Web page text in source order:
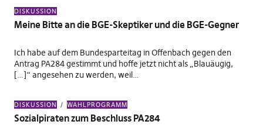
DISKUSSION
Meine Bitte an die BGE-Skeptiker und die BGE-Gegner
Ich habe auf dem Bundesparteitag in Offenbach gegen den
Antrag PA284 gestimmt und hoffe jetzt nicht als „Blauäugig,
[…]“ angesehen zu werden, weil…
DISKUSSION WAHLPROGRAMM
Sozialpiraten zum Beschluss PA284